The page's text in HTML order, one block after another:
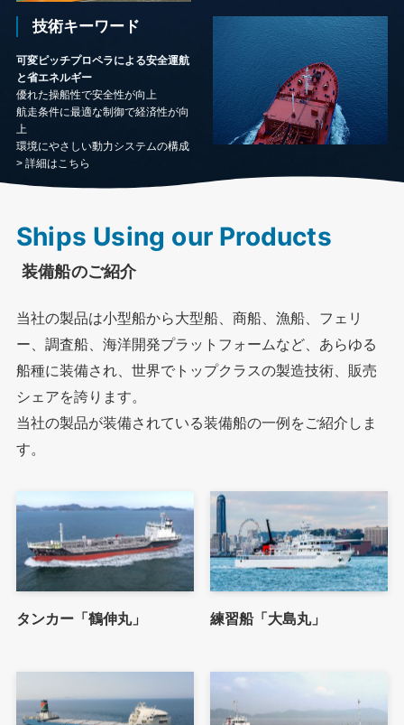
技術キーワード
可変ピッチプロペラによる安全運航
と省エネルギー
優れた操船性で安全性が向上
航走条件に最適な制御で経済性が向
上
環境にやさしい動力システムの構成
> 詳細はこちら
Ships Using our Products
装備船のご紹介
当社の製品は小型船から大型船、商船、漁船、フェリ
ー、調査船、海洋開発プラットフォームなど、あらゆる
船種に装備され、世界でトップクラスの製造技術、販売
シェアを誇ります。
当社の製品が装備されている装備船の一例をご紹介しま
す。
タンカー「鶴伸丸」 練習船「大島丸」